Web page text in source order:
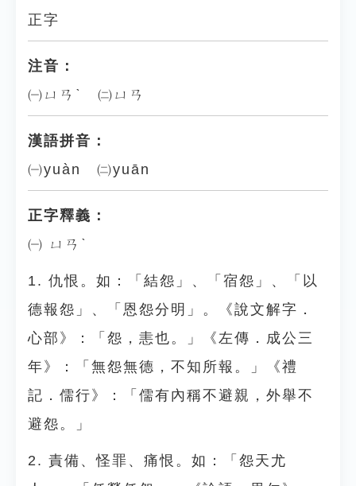
正字
注音：
㈠ㄩㄢˋ ㈡ㄩㄢ
漢語拼音：
㈠yuàn ㈡yuān
正字釋義：
㈠ ㄩㄢˋ
1. 仇恨。如：「結怨」、「宿怨」、「以
德報怨」、「恩怨分明」。《說文解字．
心部》：「怨，恚也。」《左傳．成公三
年》：「無怨無德，不知所報。」《禮
記．儒行》：「儒有內稱不避親，外舉不
避怨。」
2. 責備、怪罪、痛恨。如：「怨天尤